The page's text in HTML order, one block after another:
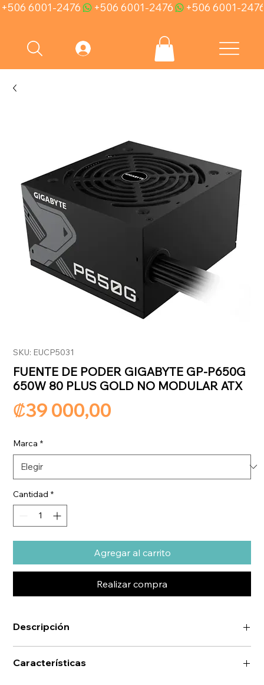
+506 6001-2476
SKU: EUCP5031
FUENTE DE PODER GIGABYTE GP-P650G
650W 80 PLUS GOLD NO MODULAR ATX
₡39 000,00
Marca *
Cantidad *
Agregar al carrito
Realizar compra
Descripción
Características